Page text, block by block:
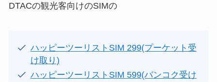
DTACの観光客向けのSIMの
ハッピーツーリストSIM 299(プーケット受
け取り)
ハッピーツーリストSIM 599(バンコク受け